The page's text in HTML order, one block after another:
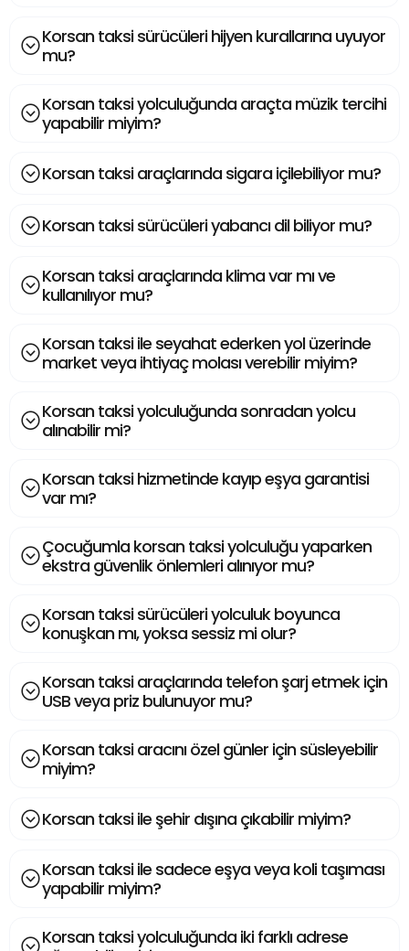
Korsan taksi sürücüleri hijyen kurallarına uyuyor
mu?
Korsan taksi yolculuğunda araçta müzik tercihi
yapabilir miyim?
Korsan taksi araçlarında sigara içilebiliyor mu?
Korsan taksi sürücüleri yabancı dil biliyor mu?
Korsan taksi araçlarında klima var mı ve
kullanılıyor mu?
Korsan taksi ile seyahat ederken yol üzerinde
market veya ihtiyaç molası verebilir miyim?
Korsan taksi yolculuğunda sonradan yolcu
alınabilir mi?
Korsan taksi hizmetinde kayıp eşya garantisi
var mı?
Çocuğumla korsan taksi yolculuğu yaparken
ekstra güvenlik önlemleri alınıyor mu?
Korsan taksi sürücüleri yolculuk boyunca
konuşkan mı, yoksa sessiz mi olur?
Korsan taksi araçlarında telefon şarj etmek için
USB veya priz bulunuyor mu?
Korsan taksi aracını özel günler için süsleyebilir
miyim?
Korsan taksi ile şehir dışına çıkabilir miyim?
Korsan taksi ile sadece eşya veya koli taşıması
yapabilir miyim?
Korsan taksi yolculuğunda iki farklı adrese